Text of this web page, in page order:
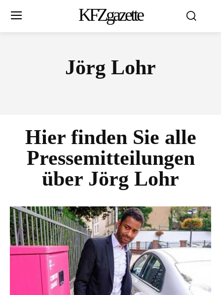
KFZgazette
Jörg Lohr
Hier finden Sie alle
Pressemitteilungen
über Jörg Lohr